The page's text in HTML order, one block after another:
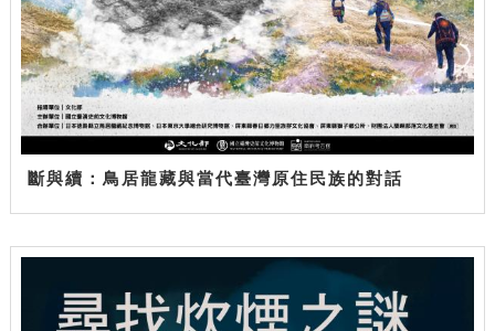
斷與續：鳥居龍藏與當代臺灣原住民族的對話